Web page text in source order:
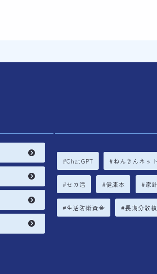
ChatGPT ねんきんネット
セカ活 健康本 家計
生活防衛資金 長期分散